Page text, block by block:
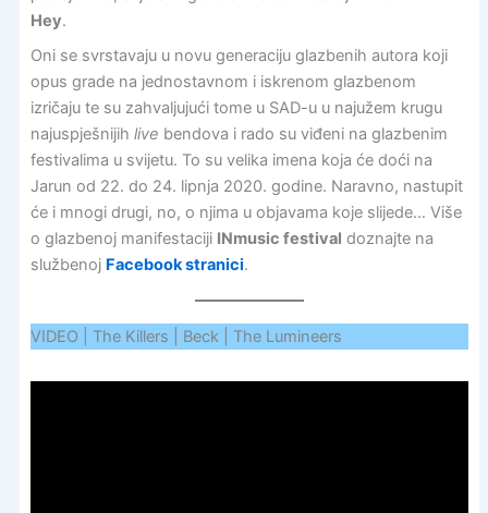
Hey.
Oni se svrstavaju u novu generaciju glazbenih autora koji
opus grade na jednostavnom i iskrenom glazbenom
izričaju te su zahvaljujući tome u SAD-u u najužem krugu
najuspješnijih live bendova i rado su viđeni na glazbenim
festivalima u svijetu. To su velika imena koja će doći na
Jarun od 22. do 24. lipnja 2020. godine. Naravno, nastupit
će i mnogi drugi, no, o njima u objavama koje slijede… Više
o glazbenoj manifestaciji INmusic festival doznajte na
službenoj Facebook stranici.
VIDEO | The Killers | Beck | The Lumineers